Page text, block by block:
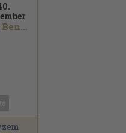
Szabolcsi Bence...